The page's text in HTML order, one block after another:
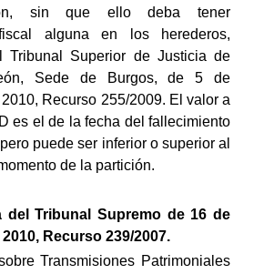
sin que ello deba tener
alguna en los herederos,
Tribunal Superior de Justicia de
Sede de Burgos, de 5 de
Recurso 255/2009. El valor a
es el de la fecha del fallecimiento
puede ser inferior o superior al
de la partición.
del Tribunal Supremo de 16 de
Recurso 239/2007.
sobre Transmisiones Patrimoniales